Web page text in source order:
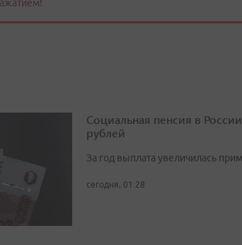
Социальная пенсия в
рублей
За год выплата увеличилась
сегодня, 01:28